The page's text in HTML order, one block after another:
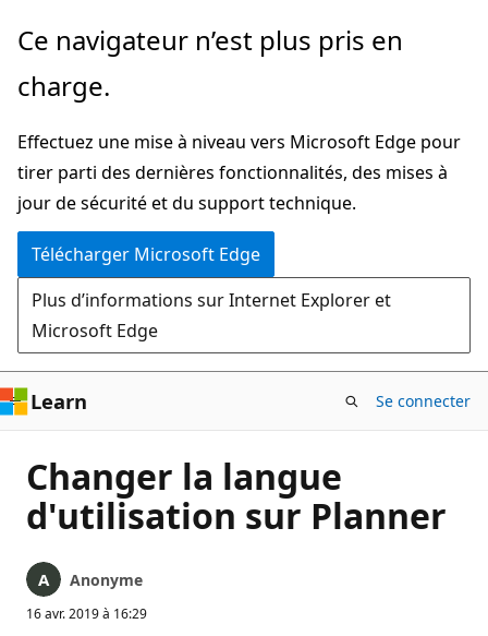
Passer
directement
au
principal
Ce navigateur n’est plus pris en
charge.
Effectuez une mise à niveau vers Microsoft Edge pour
tirer parti des dernières fonctionnalités, des mises à
jour de sécurité et du support technique.
Télécharger Microsoft Edge
Plus d’informations sur Internet Explorer et
Microsoft Edge
Learn Se connecter
Changer la langue
d'utilisation sur Planner
Anonyme
16 avr. 2019 à 16:29